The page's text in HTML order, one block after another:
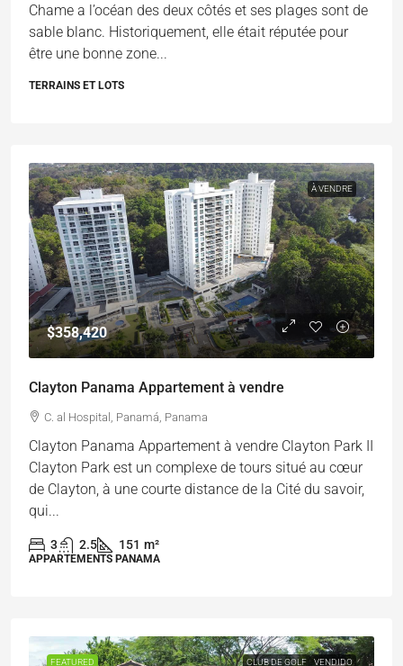
Chame a l’océan des deux côtés et ses plages sont de
sable blanc. Historiquement, elle était réputée pour
être une bonne zone...
TERRAINS ET LOTS
À VENDRE
$358,420
Clayton Panama Appartement à vendre
C. al Hospital, Panamá, Panama
Clayton Panama Appartement à vendre Clayton Park II
Clayton Park est un complexe de tours situé au cœur
de Clayton, à une courte distance de la Cité du savoir,
qui...
3 2.5 151 m²
APPARTEMENTS PANAMA
FEATURED CLUB DE GOLF VENDIDO